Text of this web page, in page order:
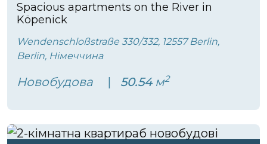
Spacious apartments on the River in
Köpenick
Wendenschloßstraße 330/332, 12557 Berlin,
Berlin, Німеччина
Новобудова 50.54м2